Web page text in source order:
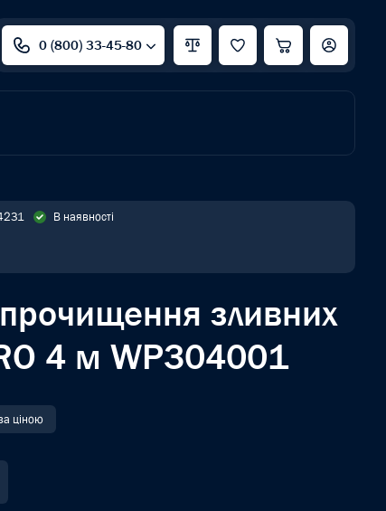
0 (800) 33-45-80
В наявності
зливних
4 м WP304001
ціною